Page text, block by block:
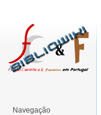
Navegação